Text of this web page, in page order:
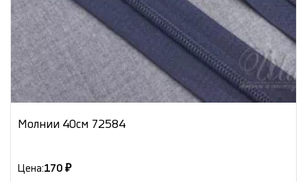
Молнии 40см 72584
Цена:170 ₽